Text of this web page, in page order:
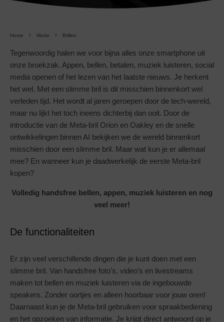
Home Mode Brillen
Tegenwoordig halen we voor bijna alles onze smartphone uit
onze broekzak. Appen, bellen, betalen, muziek luisteren, social
media openen of het lezen van het laatste nieuws. Je herkent
het wel. Met een slimme bril is dit misschien binnenkort wel
verleden tijd. Het wordt al jaren geroepen door de tech-wereld,
maar nu lijkt het toch ineens dichterbij dan ooit. Door de
introductie van de Meta-bril Orion en Oakley en de snelle
ontwikkelingen binnen AI bekijken we de wereld binnenkort
misschien door een slimme bril. Maar wat kun je er allemaal
mee? En wanneer kun je daadwerkelijk de eerste Meta-bril
kopen?
Volledig handsfree bellen, appen, muziek luisteren en nog
veel meer!
De functionaliteiten
Er zijn veel verschillende dingen die je kunt doen met een
slimme bril. Van handsfree foto’s, video’s en livestreams
maken tot bellen en muziek luisteren via de ingebouwde
speakers. Zonder oortjes en alleen hoorbaar voor jouw oren!
Daarnaast kun je de Meta-bril gebruiken voor spraakbediening
en het opzoeken van informatie. Je krijgt direct antwoord op je